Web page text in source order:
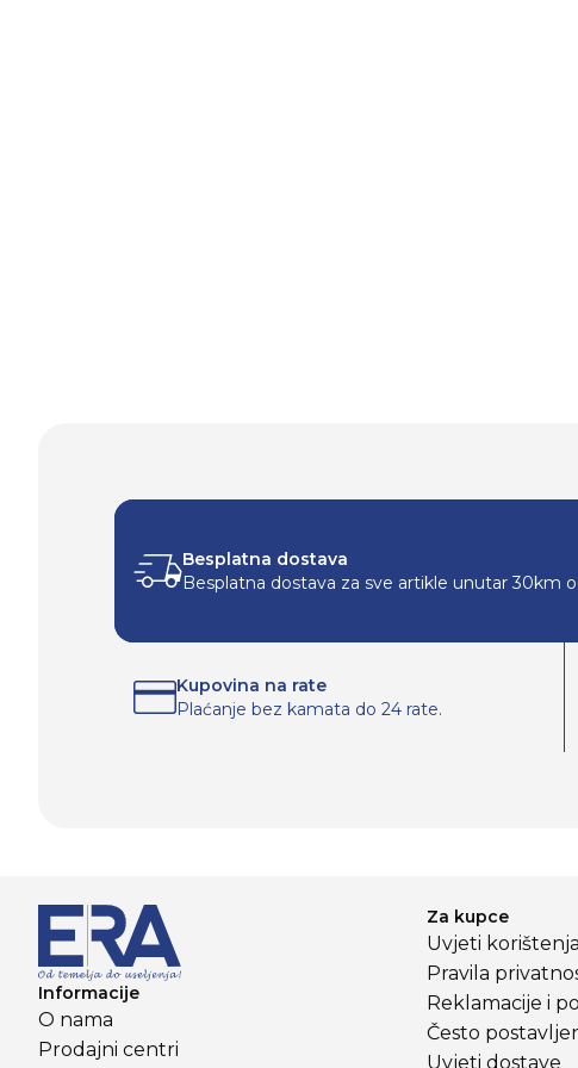
Besplatna dostava
Besplatna dostava za sve artikle unutar 30km
Kupovina na rate
Plaćanje bez kamata do 24 rate.
Informacije
O nama
Prodajni centri
Za kupce
Uvjeti korištenja
Pravila
Reklamacije i
Često
Uvjeti dostave